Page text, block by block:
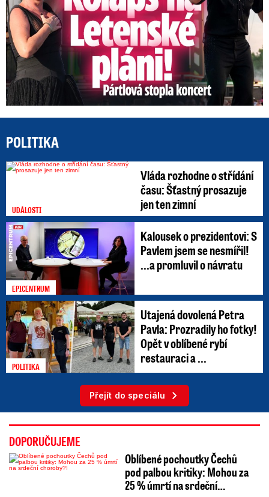
POLITIKA
UDÁLOSTI
Vláda rozhodne o střídání
času: Šťastný prosazuje
jen ten zimní
EPICENTRUM
Kalousek o prezidentovi: S
Pavlem jsem se nesmířil!
...a promluvil o návratu
POLITIKA
Utajená dovolená Petra
Pavla: Prozradily ho fotky!
Opět v oblíbené rybí
restauraci a ...
Přejít do speciálu
DOPORUČUJEME
Oblíbené pochoutky Čechů
pod palbou kritiky: Mohou za
25 % úmrtí na srdeční…